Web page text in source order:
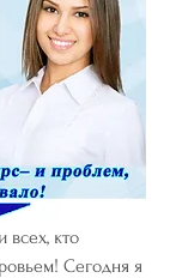
всех, кто
Сегодня я